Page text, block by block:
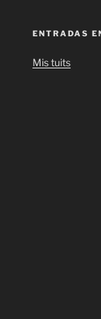
ENTRADAS
Mis tuits